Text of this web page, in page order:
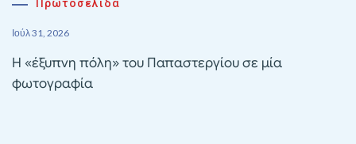
Πρωτοσέλιδα
Ιούλ 31, 2026
Η «έξυπνη πόλη» του Παπαστεργίου σε μία
φωτογραφία